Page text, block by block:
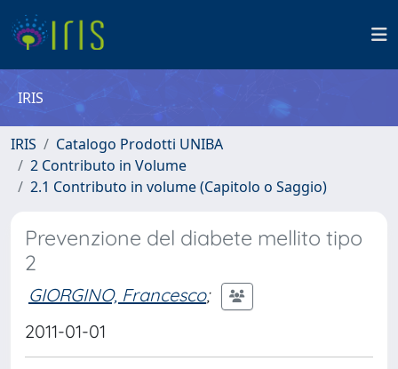
IRIS
IRIS
Catalogo Prodotti UNIBA
2 Contributo in Volume
2.1 Contributo in volume (Capitolo o Saggio)
Prevenzione del diabete mellito tipo
2
GIORGINO, Francesco;
2011-01-01